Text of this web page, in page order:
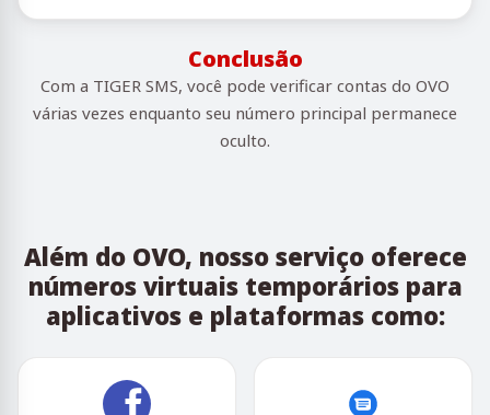
Conclusão
Com a TIGER SMS, você pode verificar contas do OVO
várias vezes enquanto seu número principal permanece
oculto.
Além do OVO, nosso serviço oferece
números virtuais temporários para
aplicativos e plataformas como: